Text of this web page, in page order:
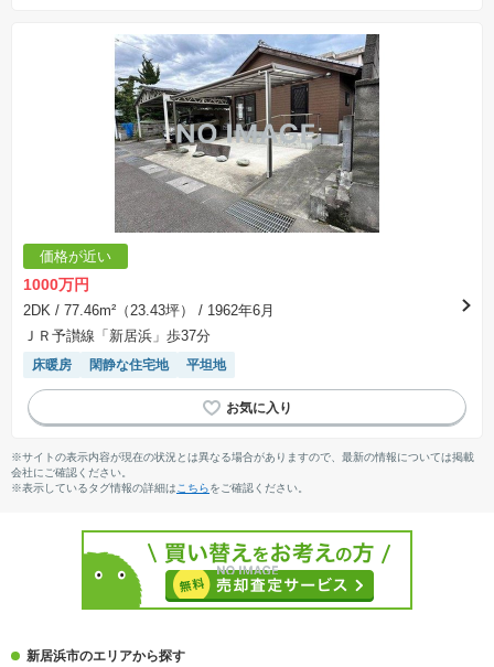
価格が近い
1000万円
2DK / 77.46m²（23.43坪）
/ 1962年6月
ＪＲ予讃線「新居浜」歩37分
床暖房 閑静な住宅地 平坦地
※サイトの表示内容が現在の状況とは異なる場合がありますので、最新の情報については掲載
会社にご確認ください。
※表示しているタグ情報の詳細は こちらをご確認ください。
新居浜市のエリアから探す